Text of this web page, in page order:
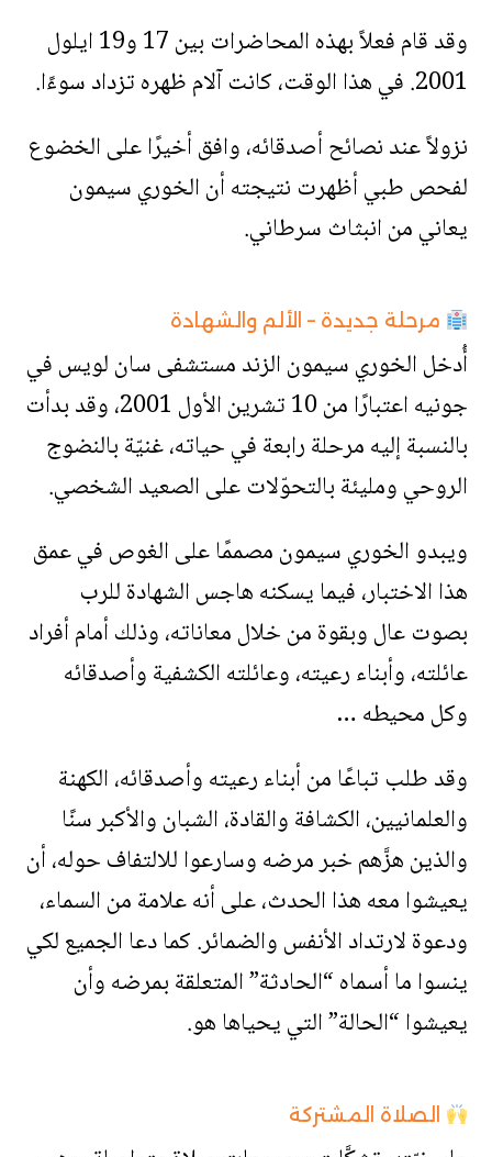
وقد قام فعلاً بهذه المحاضرات بين 17 و19 ايلول
2001. في هذا الوقت، كانت آلام ظهره تزداد سوءًا.
نزولاً عند نصائح أصدقائه، وافق أخيرًا على الخضوع
لفحص طبي أظهرت نتيجته أن الخوري سيمون
يعاني من انبثاث سرطاني.
مرحلة جديدة – الألم والشهادة
أُدخل الخوري سيمون الزند مستشفى سان لويس في
جونيه اعتبارًا من 10 تشرين الأول 2001، وقد بدأت
بالنسبة إليه مرحلة رابعة في حياته، غنيّة بالنضوج
الروحي ومليئة بالتحوّلات على الصعيد الشخصي.
ويبدو الخوري سيمون مصممًا على الغوص في عمق
هذا الاختبار، فيما يسكنه هاجس الشهادة للرب
بصوت عال وبقوة من خلال معاناته، وذلك أمام أفراد
عائلته، وأبناء رعيته، وعائلته الكشفية وأصدقائه
وكل محيطه …
وقد طلب تباعًا من أبناء رعيته وأصدقائه، الكهنة
والعلمانيين، الكشافة والقادة، الشبان والأكبر سنًا
والذين هزَّهم خبر مرضه وسارعوا للالتفاف حوله، أن
يعيشوا معه هذا الحدث، على أنه علامة من السماء،
ودعوة لارتداد الأنفس والضمائر. كما دعا الجميع لكي
ينسوا ما أسماه “الحادثة” المتعلقة بمرضه وأن
يعيشوا “الحالة” التي يحياها هو.
الصلاة المشتركة